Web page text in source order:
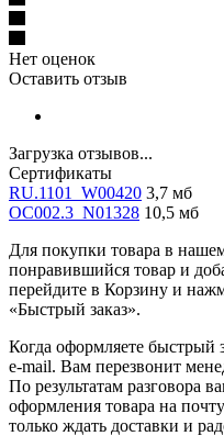
Нет оценок
Оставить отзыв
Загрузка отзывов...
Сертификаты
RU.1101_W00420 3,7 мб
OC002.3_N01328 10,5 мб
Для покупки товара в
понравившийся товар и
перейдите в Корзину и
«Быстрый заказ».
Когда оформляете
e-mail. Вам перезвонит
По результатам разговора
оформления товара на
только ждать доставки и